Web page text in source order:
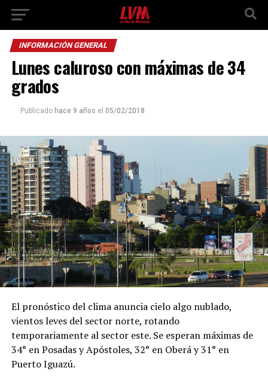
INFORMACIÓN GENERAL
Lunes caluroso con máximas de 34
grados
Publicado hace 9 años el 05/02/2018
El pronóstico del clima anuncia cielo algo nublado,
vientos leves del sector norte, rotando
temporariamente al sector este. Se esperan máximas de
34° en Posadas y Apóstoles, 32° en Oberá y 31° en
Puerto Iguazú.